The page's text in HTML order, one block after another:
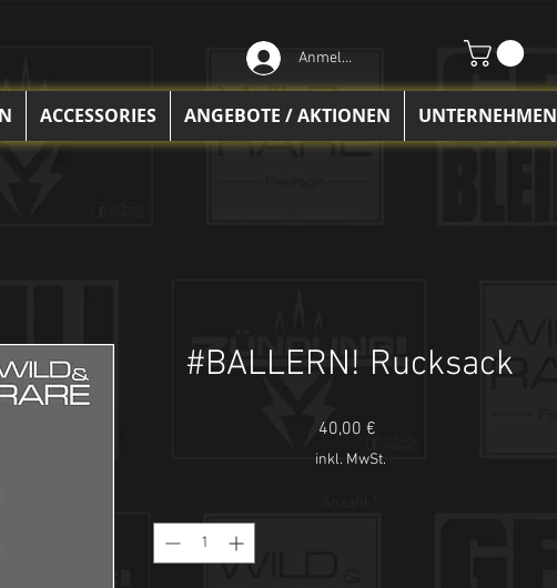
Anmelden
#BALLERN! Rucksack
40,00 €
inkl. MwSt.
ACCESSORIES ANGEBOTE / AKTIONEN UNTERNEHMEN